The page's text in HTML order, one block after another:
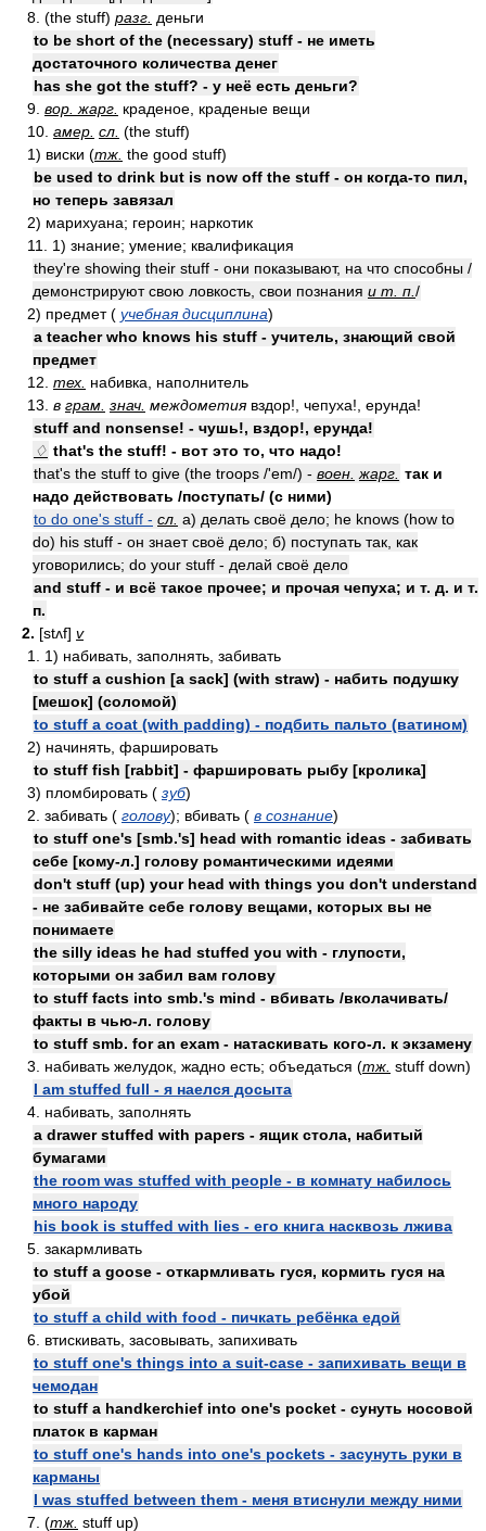
8. (the stuff) разг. деньги
to be short of the (necessary) stuff - не иметь
достаточного количества денег
has she got the stuff? - у неё есть деньги?
9. вор. жарг. краденое, краденые вещи
10. амер. сл. (the stuff)
1) виски (тж. the good stuff)
be used to drink but is now off the stuff - он когда-то пил,
но теперь завязал
2) марихуана; героин; наркотик
11. 1) знание; умение; квалификация
they're showing their stuff - они показывают, на что способны /
демонстрируют свою ловкость, свои познания и т. п. /
2) предмет ( учебная дисциплина)
a teacher who knows his stuff - учитель, знающий свой
предмет
12. тех. набивка, наполнитель
13. в грам. знач. междометиявздор!, чепуха!, ерунда!
stuff and nonsense! - чушь!, вздор!, ерунда!
♢ that's the stuff! - вот это то, что надо!
that's the stuff to give (the troops /'em/) - воен. жарг. так и
надо действовать /поступать/ (с ними)
to do one's stuff - сл. а) делать своё дело; he knows (how to
do) his stuff - он знает своё дело; б) поступать так, как
уговорились; do your stuff - делай своё дело
and stuff - и всё такое прочее; и прочая чепуха; и т. д. и т.
п.
2. [stʌf] v
1. 1) набивать, заполнять, забивать
to stuff a cushion [a sack] (with straw) - набить подушку
[мешок] (соломой)
to stuff a coat (with padding) - подбить пальто (ватином)
2) начинять, фаршировать
to stuff fish [rabbit] - фаршировать рыбу [кролика]
3) пломбировать ( зуб)
2. забивать ( голову); вбивать ( в сознание)
to stuff one's [smb.'s] head with romantic ideas - забивать
себе [кому-л.] голову романтическими идеями
don't stuff (up) your head with things you don't understand
- не забивайте себе голову вещами, которых вы не
понимаете
the silly ideas he had stuffed you with - глупости,
которыми он забил вам голову
to stuff facts into smb.'s mind - вбивать /вколачивать/
факты в чью-л. голову
to stuff smb. for an exam - натаскивать кого-л. к экзамену
3. набивать желудок, жадно есть; объедаться (тж. stuff down)
I am stuffed full - я наелся досыта
4. набивать, заполнять
a drawer stuffed with papers - ящик стола, набитый
бумагами
the room was stuffed with people - в комнату набилось
много народу
his book is stuffed with lies - его книга насквозь лжива
5. закармливать
to stuff a goose - откармливать гуся, кормить гуся на
убой
to stuff a child with food - пичкать ребёнка едой
6. втискивать, засовывать, запихивать
to stuff one's things into a suit-case - запихивать вещи в
чемодан
to stuff a handkerchief into one's pocket - сунуть носовой
платок в карман
to stuff one's hands into one's pockets - засунуть руки в
карманы
I was stuffed between them - меня втиснули между ними
7. (тж. stuff up)